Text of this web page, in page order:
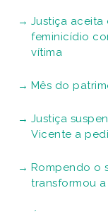
Justiça
feminicídio
vítima
Mês do
Justiça
Vicente a
Rompendo o
transformou